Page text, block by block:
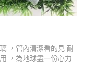
，管內清潔看的見 耐
，為地球盡一份心力